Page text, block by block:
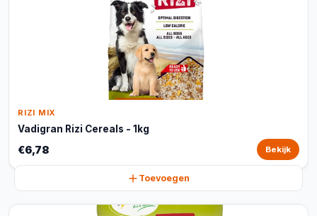
RIZI MIX
Vadigran Rizi Cereals - 1kg
€6,78 Bekijk
Toevoegen